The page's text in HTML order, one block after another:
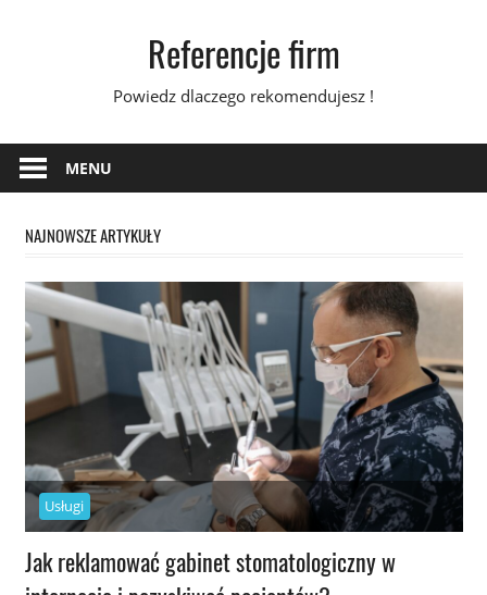
Referencje firm
Powiedz dlaczego rekomendujesz !
MENU
NAJNOWSZE ARTYKUŁY
Usługi
Jak reklamować gabinet stomatologiczny w